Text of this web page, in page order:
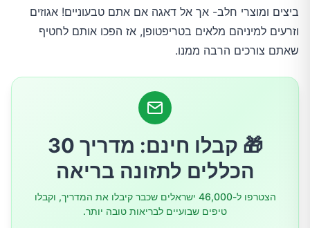
7.צמצום צריכת הסוכר
8.עשו מדיטציה
ביצים ומוצרי חלב- אך אל דאגה אם אתם טבעוניים! אגוזים
וזרעים למיניהם מלאים בטריפטופן, אז הפכו אותם לחטיף
שאתם צורכים הרבה ממנו.
🎁 קבלו חינם: מדריך 30
הכללים לתזונה בריאה
הצטרפו ל-46,000 ישראלים שכבר קיבלו את המדריך, וקבלו
טיפים שבועיים לבריאות טובה יותר.